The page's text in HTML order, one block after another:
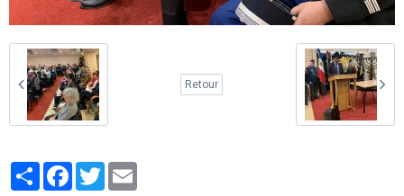
Retour
PartagerFacebook
Twitter